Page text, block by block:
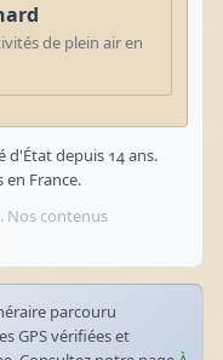
de plein air en
en France.
parcouru
GPS vérifiées et